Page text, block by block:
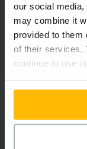
our social
may combine it
provided to them
of their services.
continue to use
eller
LES MER
Nyhetsbrev